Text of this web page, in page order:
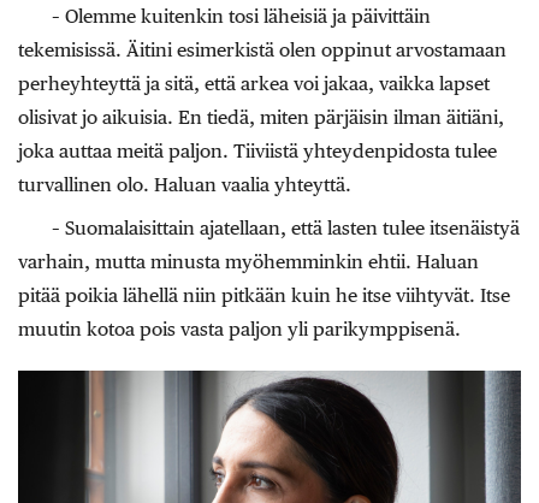
– Olemme kuitenkin tosi läheisiä ja päivittäin
tekemisissä. Äitini esimerkistä olen oppinut arvostamaan
perhe­yhteyttä ja sitä, että arkea voi jakaa, vaikka lapset
olisivat jo aikuisia. En tiedä, miten pärjäisin ilman äitiäni,
joka auttaa meitä paljon. Tiiviistä yhteydenpidosta tulee
turvallinen olo. Ha­luan vaalia yhteyttä.
– Suomalaisittain ajatellaan, että lasten tulee itsenäistyä
varhain, mutta minusta myöhemminkin ehtii. Haluan
pitää poikia lähellä niin pitkään kuin he itse viihtyvät. Itse
muutin kotoa pois vasta paljon yli parikymppisenä.